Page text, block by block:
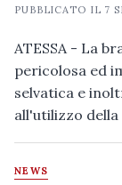
PUBBLICATO IL 7
ATESSA - La
pericolosa ed
selvatica e
all'utilizzo
NEWS